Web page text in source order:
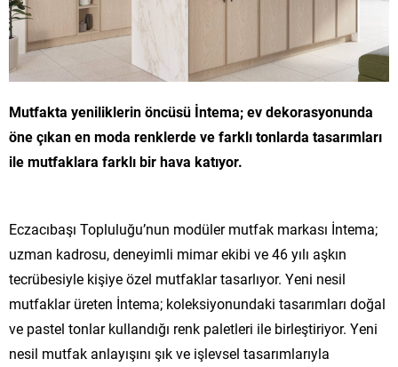
Mutfakta yeniliklerin öncüsü İntema; ev dekorasyonunda
öne çıkan en moda renklerde ve farklı tonlarda tasarımları
ile mutfaklara farklı bir hava katıyor.
Eczacıbaşı Topluluğu’nun modüler mutfak markası İntema;
uzman kadrosu, deneyimli mimar ekibi ve 46 yılı aşkın
tecrübesiyle kişiye özel mutfaklar tasarlıyor. Yeni nesil
mutfaklar üreten İntema; koleksiyonundaki tasarımları doğal
ve pastel tonlar kullandığı renk paletleri ile birleştiriyor. Yeni
nesil mutfak anlayışını şık ve işlevsel tasarımlarıyla